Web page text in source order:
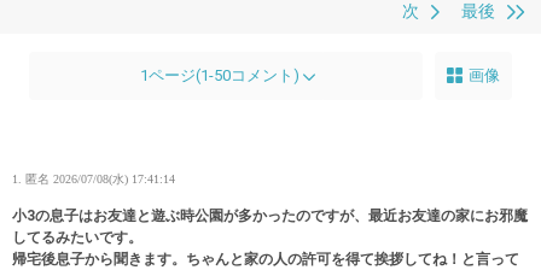
最後
次
1ページ(1-50コメント) 画像
1. 匿名 2026/07/08(水) 17:41:14
小3の息子はお友達と遊ぶ時公園が多かったのですが、最近お友達の家にお邪魔
してるみたいです。
帰宅後息子から聞きます。ちゃんと家の人の許可を得て挨拶してね！と言って